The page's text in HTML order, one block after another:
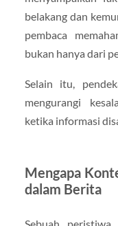
belakang dan
pembaca
bukan hanya dari
Selain itu,
mengurangi
ketika informasi
Mengapa
dalam Berita
Sebuah